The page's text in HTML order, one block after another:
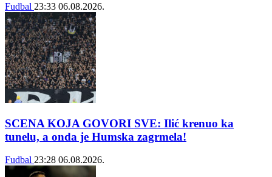
Fudbal 23:33 06.08.2026.
SCENA KOJA GOVORI SVE: Ilić krenuo ka
tunelu, a onda je Humska zagrmela!
Fudbal 23:28 06.08.2026.